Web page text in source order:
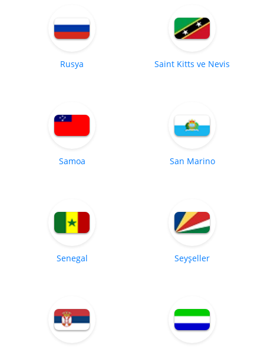
Rusya Saint Kitts ve Nevis
Samoa San Marino
Senegal Seyşeller